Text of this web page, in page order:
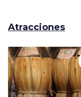
Atracciones